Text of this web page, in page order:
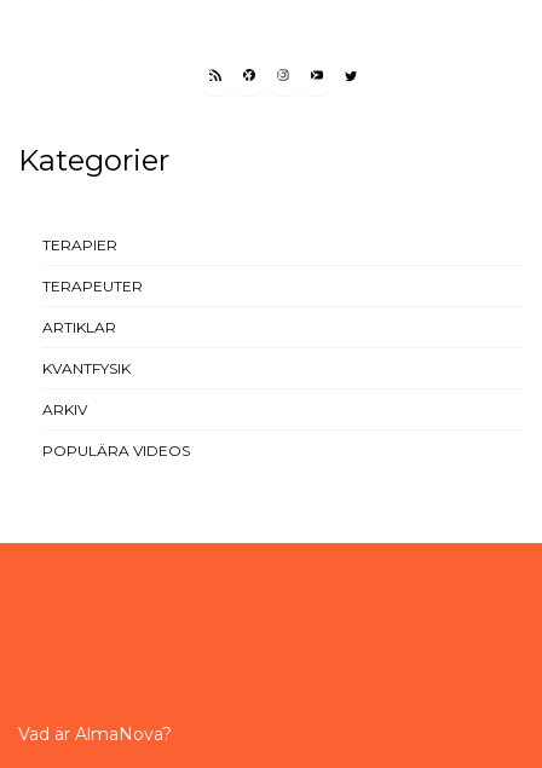
RSS FEEDFACEBOOK
INSTAGRAM
YOUTUBETWITTER
Kategorier
TERAPIER
TERAPEUTER
ARTIKLAR
KVANTFYSIK
ARKIV
POPULÄRA VIDEOS
Vad är AlmaNova?